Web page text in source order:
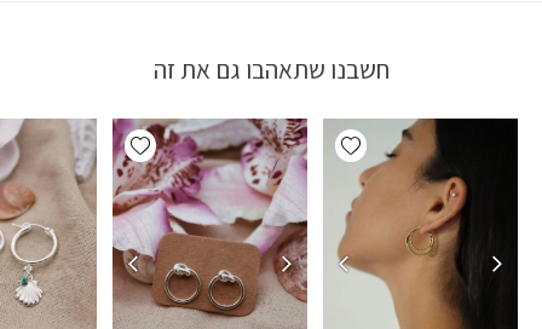
חשבנו שתאהבו גם את זה
Add wishlist
Add wishlist